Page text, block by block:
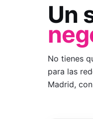
Un
No tienes
para las
Madrid,